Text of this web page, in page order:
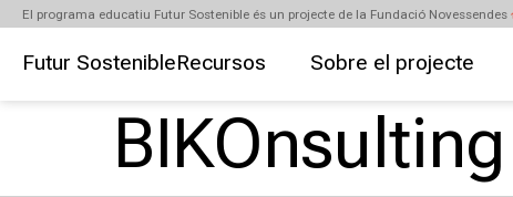
El programa educatiu Futur Sostenible és un projecte de la Fundació Novessendes
Futur SostenibleRecursos Sobre el projecte
BIKOnsulting